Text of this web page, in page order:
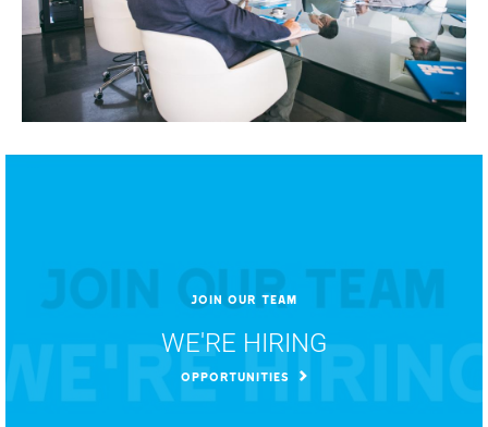
JOIN OUR TEAM
WE'RE HIRING
OPPORTUNITIES